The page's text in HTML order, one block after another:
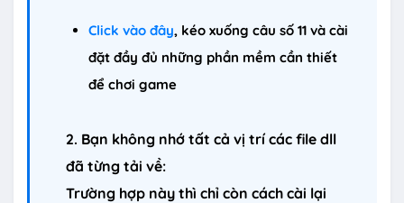
Click vào đây, kéo xuống câu số 11 và cài
đặt đầy đủ những phần mềm cần thiết
để chơi game
2. Bạn không nhớ tất cả vị trí các file dll
đã từng tải về:
Trường hợp này thì chỉ còn cách cài lại